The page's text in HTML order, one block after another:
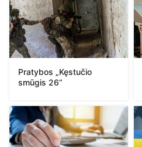
Pratybos „Kęstučio
smūgis 26“